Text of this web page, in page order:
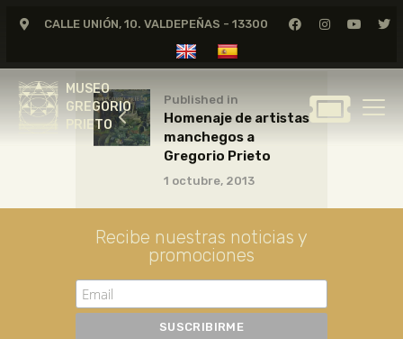
CALLE UNIÓN, 10. VALDEPEÑAS - 13300
MUSEO
GREGORIO
PRIETO
MUSEO
GREGORIO
GREGORIO PRIETO
ARCHIVO
CERTAMEN DE DIBUJO
FUNDACIÓN
TIENDA
NOTICIAS
Published in
Homenaje de artistas
manchegos a
Gregorio Prieto
1 octubre, 2013
Recibe nuestras noticias y
promociones